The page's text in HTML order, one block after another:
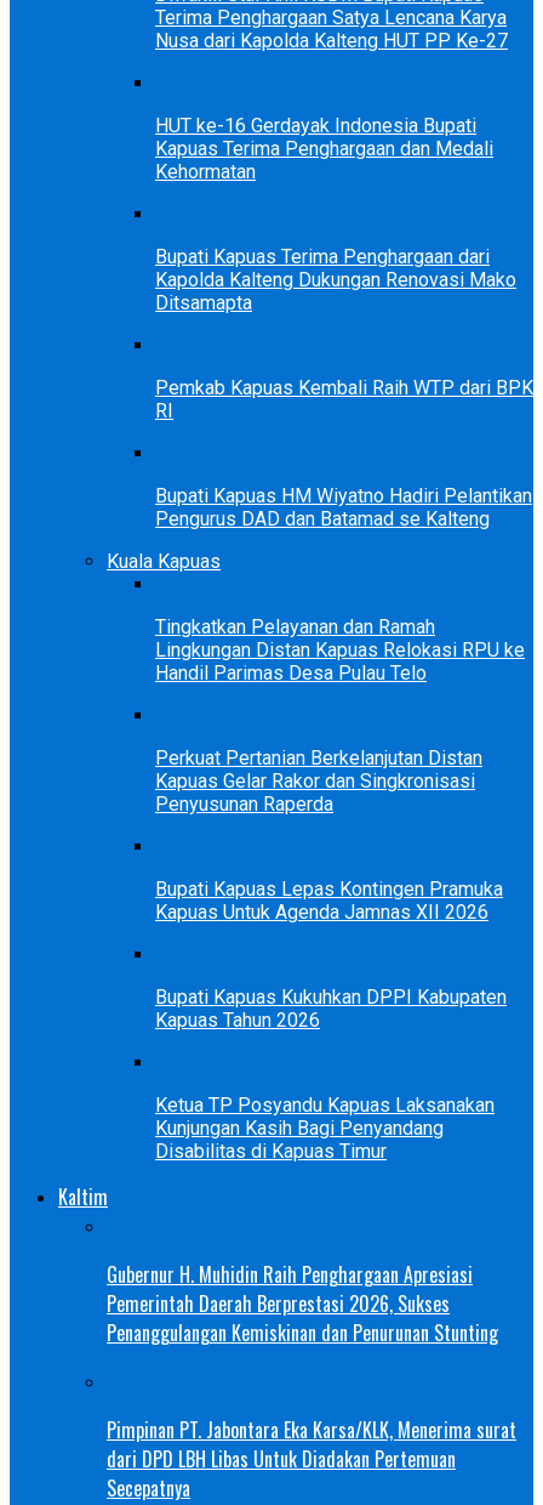
Terima Penghargaan Satya Lencana Karya
Nusa dari Kapolda Kalteng HUT PP Ke-27
HUT ke-16 Gerdayak Indonesia Bupati
Kapuas Terima Penghargaan dan Medali
Kehormatan
Bupati Kapuas Terima Penghargaan dari
Kapolda Kalteng Dukungan Renovasi Mako
Ditsamapta
Pemkab Kapuas Kembali Raih WTP dari BPK
RI
Bupati Kapuas HM Wiyatno Hadiri Pelantikan
Pengurus DAD dan Batamad se Kalteng
Kuala Kapuas
Tingkatkan Pelayanan dan Ramah
Lingkungan Distan Kapuas Relokasi RPU ke
Handil Parimas Desa Pulau Telo
Perkuat Pertanian Berkelanjutan Distan
Kapuas Gelar Rakor dan Singkronisasi
Penyusunan Raperda
Bupati Kapuas Lepas Kontingen Pramuka
Kapuas Untuk Agenda Jamnas XII 2026
Bupati Kapuas Kukuhkan DPPI Kabupaten
Kapuas Tahun 2026
Ketua TP Posyandu Kapuas Laksanakan
Kunjungan Kasih Bagi Penyandang
Disabilitas di Kapuas Timur
Kaltim
Gubernur H. Muhidin Raih Penghargaan Apresiasi
Pemerintah Daerah Berprestasi 2026, Sukses
Penanggulangan Kemiskinan dan Penurunan Stunting
Pimpinan PT. Jabontara Eka Karsa/KLK, Menerima surat
dari DPD LBH Libas Untuk Diadakan Pertemuan
Secepatnya